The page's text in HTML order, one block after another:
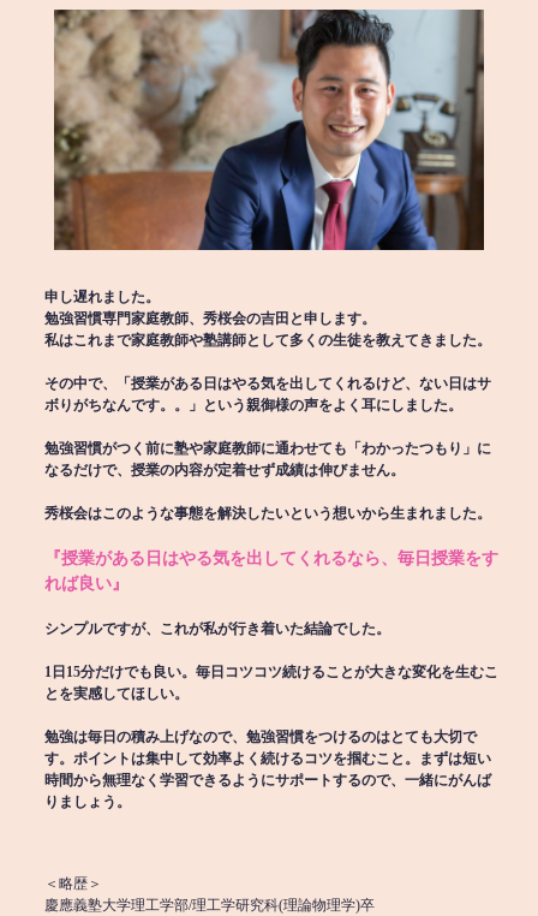
申し遅れました。
勉強習慣専門家庭教師、秀桜会の吉田と申します。
私はこれまで家庭教師や塾講師として多くの生徒を教えてきました。
その中で、「授業がある日はやる気を出してくれるけど、ない日はサ
ボりがちなんです。。」という親御様の声をよく耳にしました。
勉強習慣がつく前に塾や家庭教師に通わせても「わかったつもり」に
なるだけで、授業の内容が定着せず成績は伸びません。
秀桜会はこのような事態を解決したいという想いから生まれました。
『授業がある日はやる気を出してくれるなら、毎日授業をす
れば良い』
シンプルですが、これが私が行き着いた結論でした。
1日15分だけでも良い。毎日コツコツ続けることが大きな変化を生むこ
とを実感してほしい。
勉強は毎日の積み上げなので、勉強習慣をつけるのはとても大切で
す。ポイントは集中して効率よく続けるコツを掴むこと。まずは短い
時間から無理なく学習できるようにサポートするので、一緒にがんば
りましょう。
＜略歴＞
慶應義塾大学理工学部/理工学研究科(理論物理学)卒